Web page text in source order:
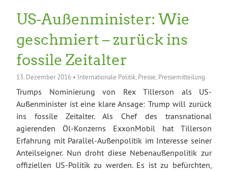
US-Außenminister: Wie
geschmiert – zurück ins
fossile Zeitalter
13. Dezember 2016 • Internationale Politik, Presse, Pressemitteilung
Trumps Nominierung von Rex Tillerson als US-
Außenminister ist eine klare Ansage: Trump will zurück
ins fossile Zeitalter. Als Chef des transnational
agierenden Öl-Konzerns ExxonMobil hat Tillerson
Erfahrung mit Parallel-Außenpolitik im Interesse seiner
Anteilseigner. Nun droht diese Nebenaußenpolitik zur
offiziellen US-Politik zu werden. Es ist zu befürchten,